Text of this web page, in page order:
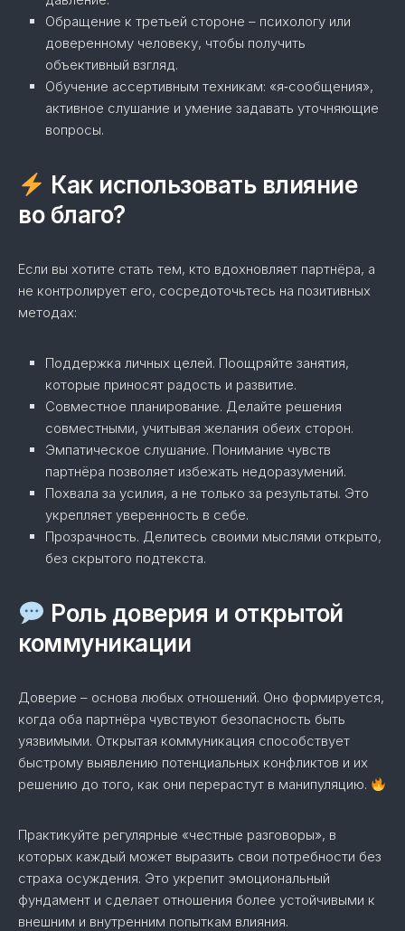
Обращение к третьей стороне – психологу или
доверенному человеку, чтобы получить
объективный взгляд.
Обучение ассертивным техникам: «я‑сообщения»,
активное слушание и умение задавать уточняющие
вопросы.
Как использовать влияние
во благо?
Если вы хотите стать тем, кто вдохновляет партнёра, а
не контролирует его, сосредоточьтесь на позитивных
методах:
Поддержка личных целей. Поощряйте занятия,
которые приносят радость и развитие.
Совместное планирование. Делайте решения
совместными, учитывая желания обеих сторон.
Эмпатическое слушание. Понимание чувств
партнёра позволяет избежать недоразумений.
Похвала за усилия, а не только за результаты. Это
укрепляет уверенность в себе.
Прозрачность. Делитесь своими мыслями открыто,
без скрытого подтекста.
Роль доверия и открытой
коммуникации
Доверие – основа любых отношений. Оно формируется,
когда оба партнёра чувствуют безопасность быть
уязвимыми. Открытая коммуникация способствует
быстрому выявлению потенциальных конфликтов и их
решению до того, как они перерастут в манипуляцию.
Практикуйте регулярные «честные разговоры», в
которых каждый может выразить свои потребности без
страха осуждения. Это укрепит эмоциональный
фундамент и сделает отношения более устойчивыми к
внешним и внутренним попыткам влияния.